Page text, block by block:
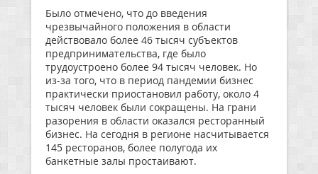
Было отмечено, что до введения
чрезвычайного положения в области
действовало более 46 тысяч субъектов
предпринимательства, где было
трудоустроено более 94 тысяч человек. Но
из-за того, что в период пандемии бизнес
практически приостановил работу, около 4
тысяч человек были сокращены. На грани
разорения в области оказался ресторанный
бизнес. На сегодня в регионе насчитывается
145 ресторанов, более полугода их
банкетные залы простаивают.